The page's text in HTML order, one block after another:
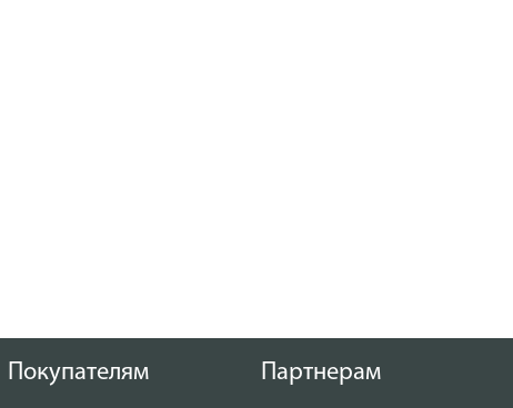
Покупателям Партнерам